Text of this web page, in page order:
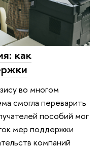
как
во многом
смогла переварить
пособий мог
мер поддержки
компаний